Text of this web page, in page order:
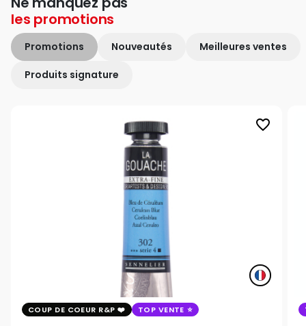
les promotions
Promotions Nouveautés Meilleures ventes
Produits signature
favorite_border
COUP DE COEUR R&P TOP VENTE